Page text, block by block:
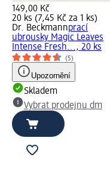
149,00 Kč
20 ks (7,45 Kč za 1 ks)
Dr. Beckmannprací
ubrousky Magic Leaves
Intense Fresh..., 20 ks
(5)
Upozornění
Skladem
Vybrat prodejnu dm